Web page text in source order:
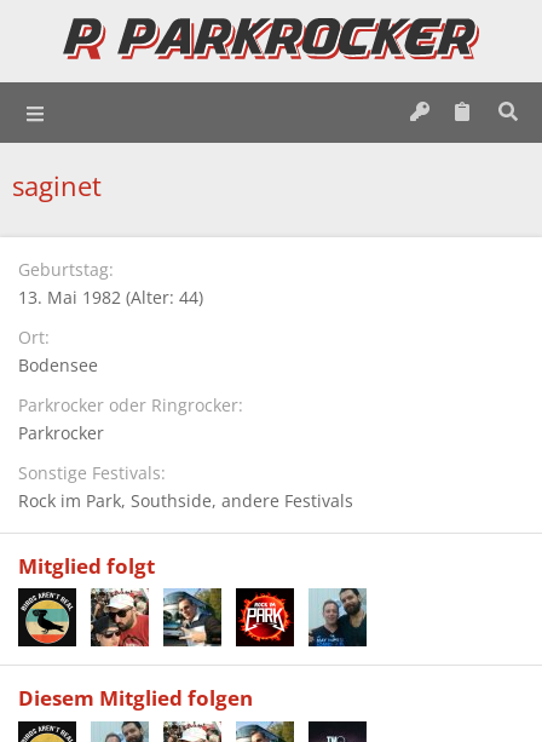
saginet
Geburtstag
13. Mai 1982 (Alter: 44)
Ort
Bodensee
Parkrocker oder Ringrocker
Parkrocker
Sonstige Festivals
Rock im Park Southside andere Festivals
Mitglied folgt
Diesem Mitglied folgen